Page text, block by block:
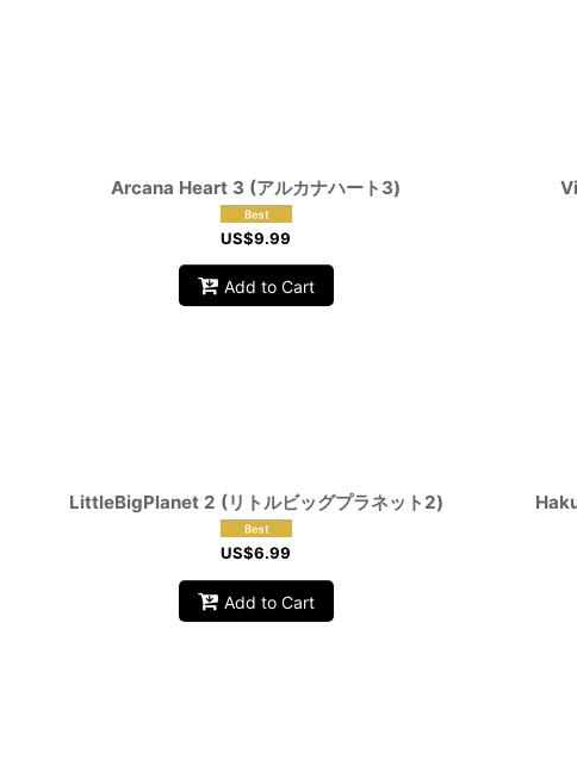
Arcana Heart 3 (アルカナハート3)
US$9.99
Add to Cart
LittleBigPlanet 2 (リトルビッグプラネット2)
US$6.99
Add to Cart